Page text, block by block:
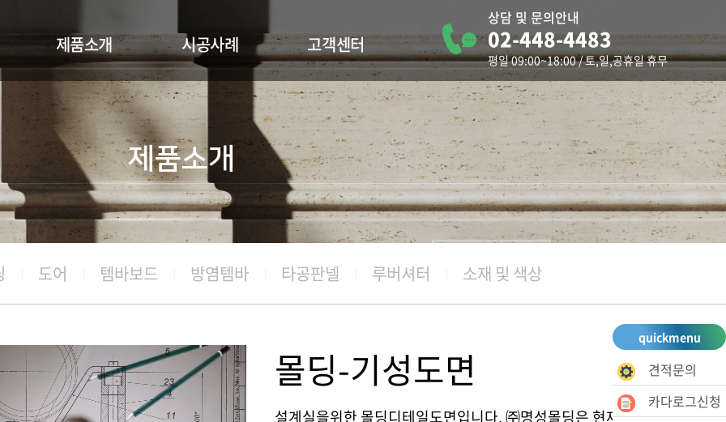
제품소개
몰딩-기성도면
기성몰딩
도어
템바보드
방염템바
타공판넬
소재 및 색상
시공사례
보드
몰딩 및 도어
루버셔터
고객센터
공지사항
카다로그신청
견적문의
상담 및 문의안내
02-448-4483
평일 09:00~18:00 / 토,일,공휴일 휴무
제품소개
도어 템바보드 방염템바 타공판넬 루버셔터 소재 및 색상
몰딩-기성도면
설계실을위한 몰딩디테일도면입니다. ㈜명성몰딩은 현재
quickmenu
견적문의
카다로그신청